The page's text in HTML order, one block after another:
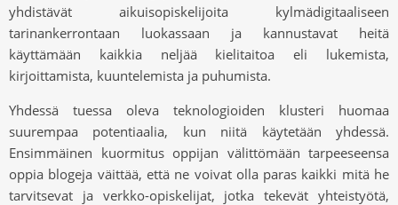
yhdistävät aikuisopiskelijoita kylmädigitaaliseen
tarinankerrontaan luokassaan ja kannustavat heitä
käyttämään kaikkia neljää kielitaitoa eli lukemista,
kirjoittamista, kuuntelemista ja puhumista.
Yhdessä tuessa oleva teknologioiden klusteri huomaa
suurempaa potentiaalia, kun niitä käytetään yhdessä.
Ensimmäinen kuormitus oppijan välittömään tarpeeseensa
oppia blogeja väittää, että ne voivat olla paras kaikki mitä he
tarvitsevat ja verkko-opiskelijat, jotka tekevät yhteistyötä,